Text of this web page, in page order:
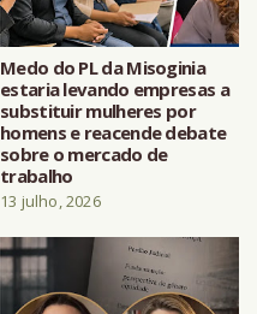
Medo do PL da Misoginia
estaria levando empresas a
substituir mulheres por
homens e reacende debate
sobre o mercado de
trabalho
13 julho, 2026